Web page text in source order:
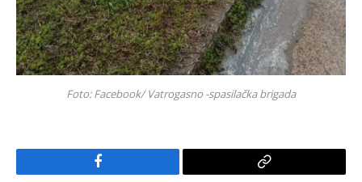
Foto: Facebook/ Vatrogasno -spasilačka brigada
Facebook
Copy